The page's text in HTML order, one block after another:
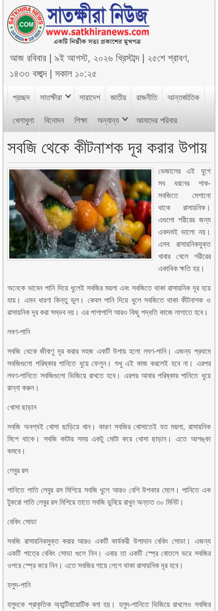
আজরবিবার |৯ই আগস্ট, ২০২৬ খ্রিস্টাব্দ| ২৫শে শ্রাবণ,
১৪৩৩ বঙ্গাব্দ|সকাল ১০:২৫
প্রচ্ছদ সাতক্ষীরা সারাদেশ জাতীয় রাজনীতি আন্তর্জাতিক
খেলাধুলা বিনোদন শিক্ষা অন্যান্য আমাদের পরিবার
সবজি থেকে কীটনাশক দূর করার উপায়
ভেজালের এই যুগে
সব ধরনের শাক-
সবজিতে মেশানো
থাকে রাসায়নিক।
এগুলো শরীরের জন্য
একদমই ভালো নয়।
এসব রাসায়নিকযুক্ত
খাবার খেলে শরীরের
একাধিক ক্ষতি হয়।
অনেকে ভাবেন পানি দিয়ে ধুলেই সবজির ময়লা এবং সবজিতে থাকা রাসায়নিক দূর হয়ে
যায়। এমন ধারণা কিন্তু ভুল। কেবল পানি দিয়ে ধুলে সবজিতে থাকা কীটনাশক ও
রাসায়নিক দূর করা সম্ভব নয়। এর পাশাপাশি আরও কিছু পদ্ধতি কাজে লাগাতে হবে।
লবণ-পানি
সবজি থেকে জীবাণু দূর করার সহজ একটি উপায় হলো লবণ-পানি। এজন্য প্রথমে
সবজিগুলো পরিষ্কার পানিতে ধুয়ে ফেলুন। শুধু এই কাজ করলেই হবে না। এরপর
লবণ-পানিতে সবজিগুলো ভিজিয়ে রাখতে হবে। এরপর আবার পরিষ্কার পানিতে ধুয়ে
রান্না করুন।
খোসা ছাড়ান
সবজি অবশ্যই খোসা ছাড়িয়ে খান। কারণ সবজির খোসাতেই যত ময়লা, রাসায়নিক
মিশে থাকে। সবজি কাটার সময় একটু মোটা করে খোসা ছাড়ান। এতে আশঙ্কা
কমবে।
লেবুর রস
পানিতে পাতি লেবুর রস মিশিয়ে সবজি ধুলে আরও বেশি উপকার মেলে। পানিতে এক
টুকরো পাতি লেবুর রস মিশিয়ে তাতে সবজি ডুবিয়ে রাখুন অন্তত ৩০ মিনিট।
বেকিং সোডা
সবজি রাসায়নিকমুক্ত করার আরও একটি কার্যকরী উপাদান বেকিং সোডা। এজন্য
একটি পাত্রে বেকিং সোডা গুলে নিন। এবার তা একটি স্প্রে বোতলে ভরে সবজির
ওপরে স্প্রে করে নিন। এতে সবজির গায়ে লেগে থাকা রাসায়নিক দূর হবে।
হলুদ-পানি
হলুদকে প্রাকৃতিক অ্যান্টিবায়োটিক বলা হয়। হলুদ-পানিতে ভিজিয়ে রাখলেও সবজির